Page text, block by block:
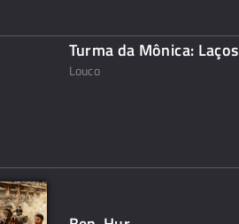
Turma da Mônica: Laços
Louco